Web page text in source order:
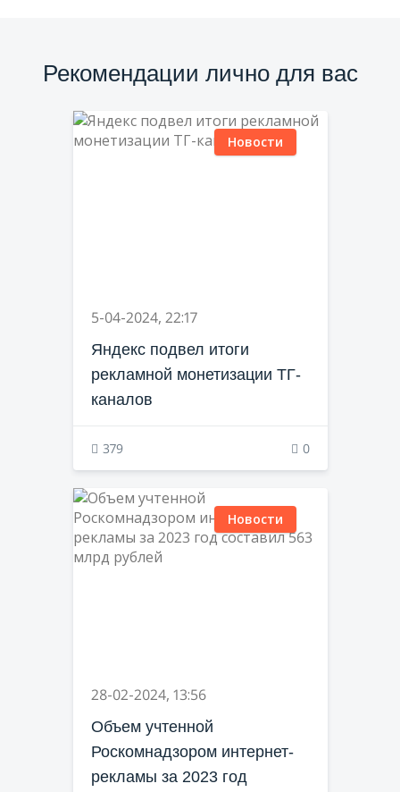
Рекомендации лично для вас
Новости
5-04-2024, 22:17
Яндекс подвел итоги
рекламной монетизации ТГ-
каналов
379 0
Новости
28-02-2024, 13:56
Объем учтенной
Роскомнадзором интернет-
рекламы за 2023 год